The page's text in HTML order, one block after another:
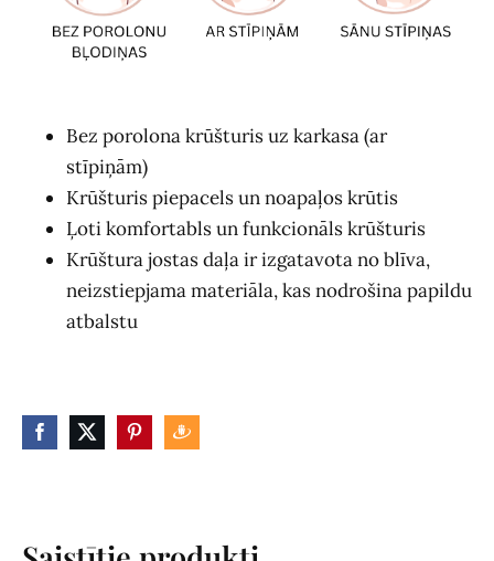
Bez porolona krūšturis uz karkasa (ar
stīpiņām)
Krūšturis piepacels un noapaļos krūtis
Ļoti komfortabls un funkcionāls krūšturis
Krūštura jostas daļa ir izgatavota no blīva,
neizstiepjama materiāla, kas nodrošina papildu
atbalstu